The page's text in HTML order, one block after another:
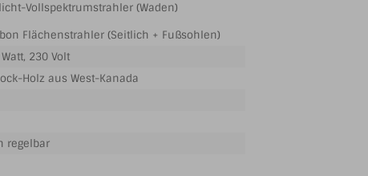
Vollspektrumstrahler (Waden)
Flächenstrahler (Seitlich + Fußsohlen)
230 Volt
Holz aus West-Kanada
regelbar